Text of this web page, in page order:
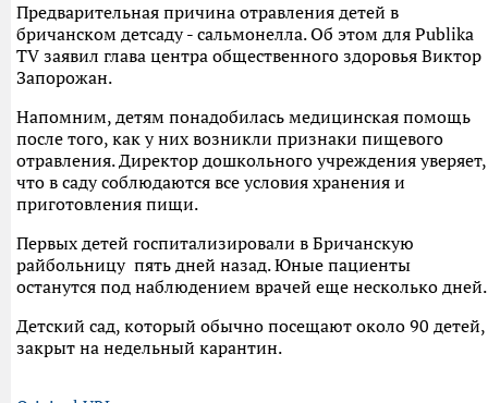
Предварительная причина отравления детей в
бричанском детсаду - сальмонелла. Об этом для Publika
TV заявил глава центра общественного здоровья Виктор
Запорожан.
Напомним, детям понадобилась медицинская помощь
после того, как у них возникли признаки пищевого
отравления. Директор дошкольного учреждения уверяет,
что в саду соблюдаются все условия хранения и
приготовления пищи.
Первых детей госпитализировали в Бричанскую
райбольницу пять дней назад. Юные пациенты
останутся под наблюдением врачей еще несколько дней.
Детский сад, который обычно посещают около 90 детей,
закрыт на недельный карантин.